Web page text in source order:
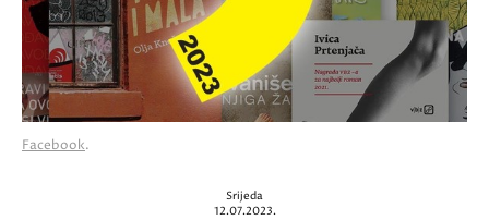
Facebook.
Srijeda
12.07.2023.